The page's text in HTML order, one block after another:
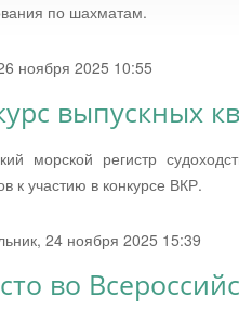
по шахматам.
ноября 2025 10:55
выпускных
морской регистр
к участию в конкурсе ВКР.
24 ноября 2025 15:39
во